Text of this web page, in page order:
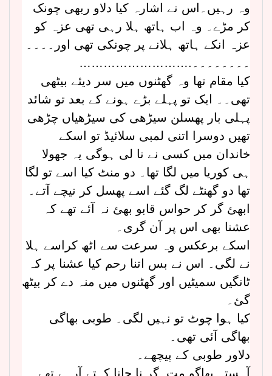
وہ رہیں۔اس نے اشارہ کیا دلاو ربھی چونک
کر مڑے۔ وہ اب ہاتھ ہلا رہی تھی عزہ کو
عزہ انکے ہاتھ ہلانے پر چونکی تھی اور۔۔۔۔
……………………….۔۔۔۔۔۔۔۔
کیا مقام تھا وہ گھٹنوں میں سر دیئے بیٹھی
تھی۔۔ ایک تو پہلے بڑے ہونے کے بعد تو شائد
پہلی بار پھسلن سیڑھی کی سیڑھیاں چڑھی
تھیں دوسرا اتنی لمبی سلائیڈ تو اسکے
خاندان میں کسی نے نا لی ہوگی یہ جھولا
ہی کوریا میں لگا تھا۔ دو منٹ کیا اسے تو لگا
تھا دو گھنٹے لگ گئے اسے پھسل کر نیچے آتے۔
ابھئ گر کر حواس قابو بھئ نہ آئے تھے کہ
عشنا بھی اس پر آن گری۔
اسکے برعکس وہ سرعت سے اٹھ کراسے ہلا
نے لگی۔ اس نے بس اتنا رحم کیا عشنا پر کہ
ٹانگیں سمیٹیں اور گھٹنوں میں منہ دے کر بیٹھ
گئ۔
کیا ہوا چوٹ تو نہیں لگی۔ طوبی بھاگی
بھاگی آئی تھی۔
دلاور طوبی کے پیچھے۔
آہستہ بھاگو مت۔گر نا جانا کہتے آرہے تھے